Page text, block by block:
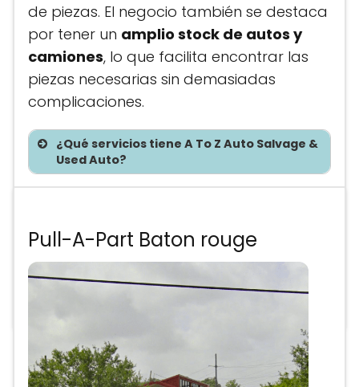
de piezas. El negocio también se destaca
por tener un amplio stock de autos y
camiones, lo que facilita encontrar las
piezas necesarias sin demasiadas
complicaciones.
¿Qué servicios tiene A To Z Auto Salvage &
Used Auto?
Precios de partes
Pull-A-Part Baton rouge